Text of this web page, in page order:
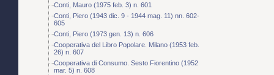
Conti, Mauro (1975 feb. 3) n. 601
Conti, Piero (1943 dic. 9 - 1944 mag. 11) nn. 602-
605
Conti, Piero (1973 gen. 13) n. 606
Cooperativa del Libro Popolare. Milano (1953 feb.
26) n. 607
Cooperativa di Consumo. Sesto Fiorentino (1952
mar. 5) n. 608